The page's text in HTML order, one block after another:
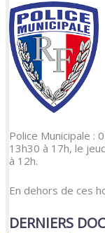
Police Municipale :
13h30 à 17h, le
à 12h.
En dehors de ces
DERNIERS